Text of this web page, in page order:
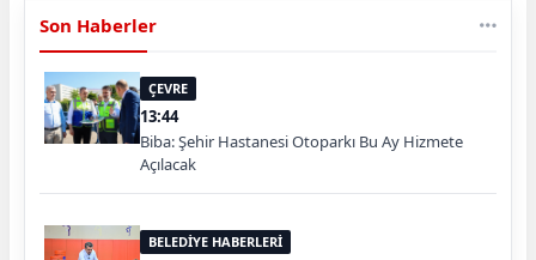
Son Haberler
ÇEVRE
13:44
Biba: Şehir Hastanesi Otoparkı Bu Ay Hizmete
Açılacak
BELEDİYE HABERLERİ